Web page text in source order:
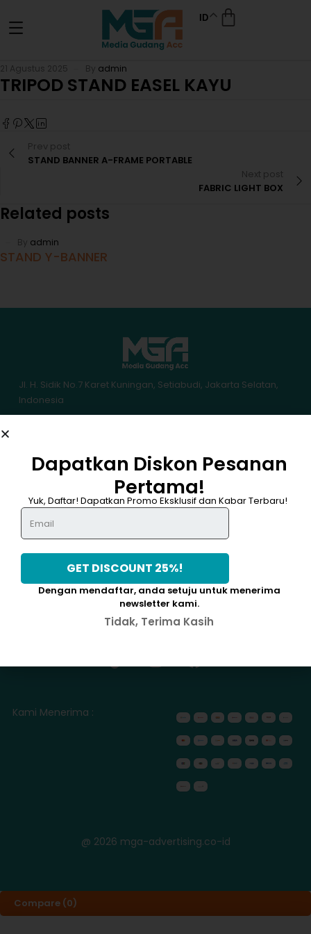
ID
21 Agustus 2025 By admin
TRIPOD STAND EASEL KAYU
Prev post
STAND BANNER A-FRAME PORTABLE
Next post
FABRIC LIGHT BOX
Related posts
By admin
STAND Y-BANNER
Jl. H. Sidik No.7 Karet Kuningan, Setiabudi, Jakarta Selatan,
Indonesia
BANTUAN
Pengiriman & Pengembalian
Kebijakan Pembayaran
Kebijakan Privasi
Lacak Pesanan
TENTANG MGA
Hubungi Kami
Syarat & Ketentuan
PROGRAM
Kami Menerima :
@ 2026 mga-advertising.co-id
Compare (0)
Dapatkan Diskon Pesanan
Pertama!
Yuk, Daftar! Dapatkan Promo Eksklusif dan Kabar Terbaru!
Dengan mendaftar, anda setuju untuk menerima
newsletter kami.
Tidak, Terima Kasih